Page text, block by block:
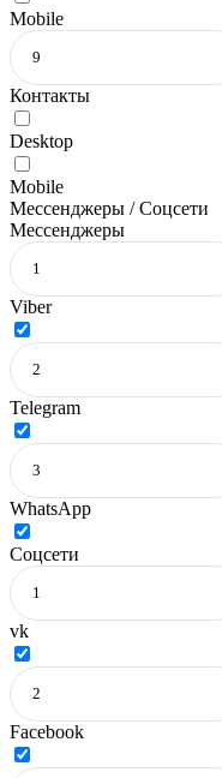
Mobile
Контакты
Desktop
Mobile
Мессенджеры / Соцсети
Мессенджеры
Viber
Telegram
WhatsApp
Соцсети
vk
Facebook